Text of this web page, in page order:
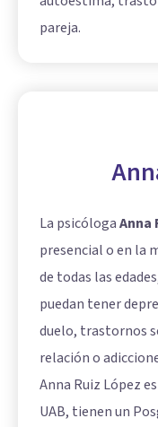
pareja.
La psicólogaAnna
presencial o en la
de todas las
puedan tener
duelo, trastornos
relación o
Anna Ruiz López
UAB, tienen un